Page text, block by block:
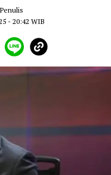
- 20:42 WIB